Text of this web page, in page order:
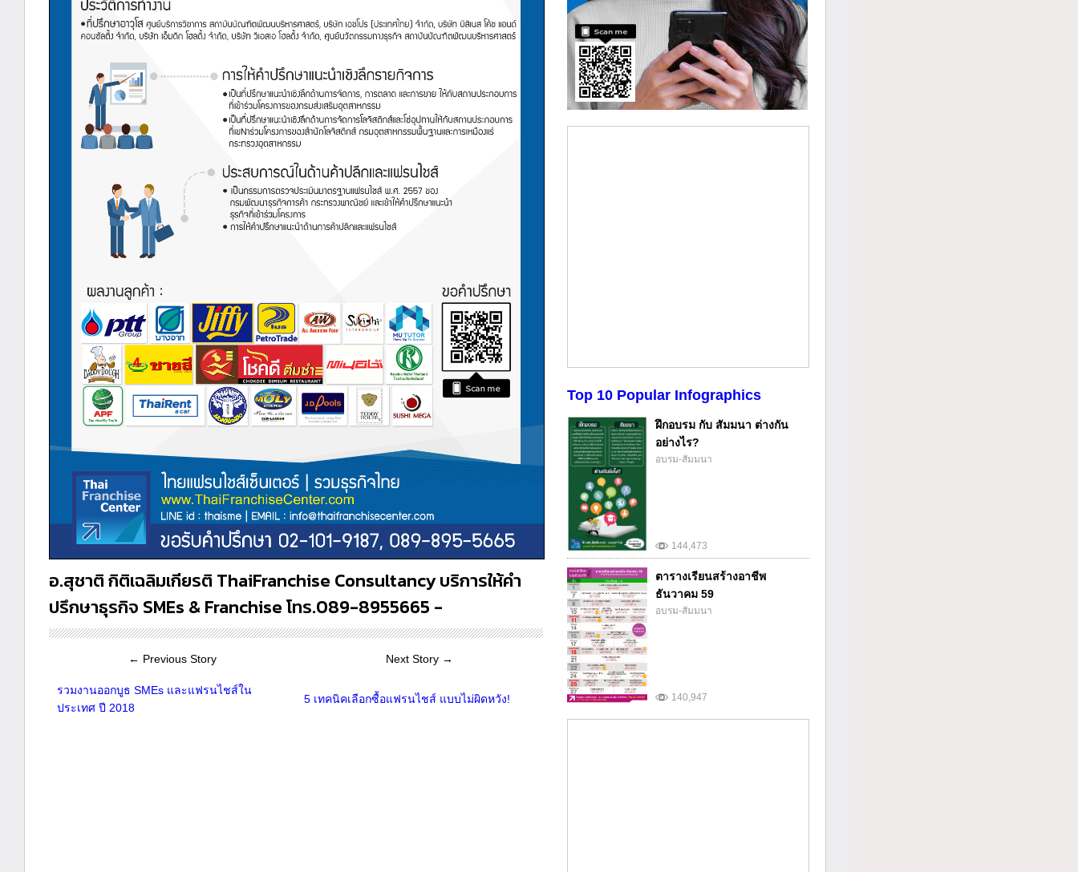
อ.สุชาติ กิติเฉลิมเกียรติ ThaiFranchise Consultancy บริการให้คำ
ปรึกษาธุรกิจ SMEs & Franchise โทร.089-8955665 -
← Previous Story Next Story →
รวมงานออกบูธ SMEs และแฟรนไชส์ใน
ประเทศ ปี 2018
5 เทคนิคเลือกซื้อแฟรนไชส์ แบบไม่ผิดหวัง!
Top 10 Popular Infographics
144,473
ฝึกอบรม กับ สัมมนา ต่างกัน
อย่างไร?
อบรม-สัมมนา
140,947
ตารางเรียนสร้างอาชีพ
ธันวาคม 59
อบรม-สัมมนา